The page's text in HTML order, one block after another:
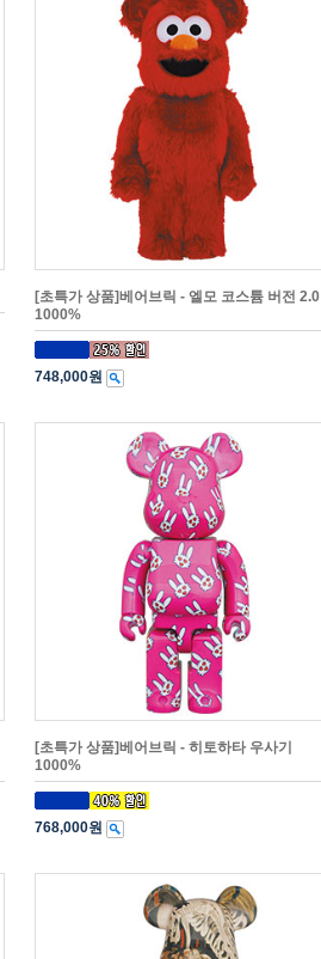
[초특가 상품]베어브릭 - 엘모 코스튬 버전 2.0
1000%
748,000원
[초특가 상품]베어브릭 - 히토하타 우사기
1000%
768,000원